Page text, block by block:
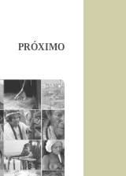
PRÓXIMO